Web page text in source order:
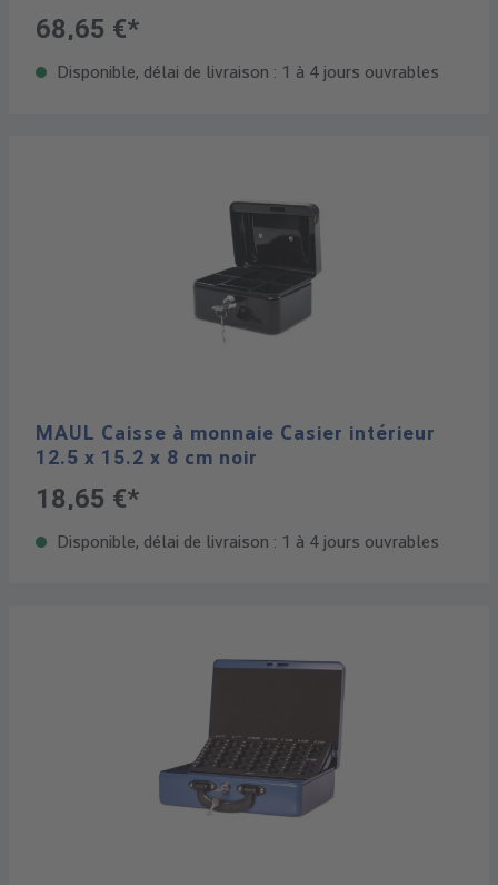
68,65 €*
Disponible, délai de livraison : 1 à 4 jours ouvrables
MAUL Caisse à monnaie Casier intérieur
12.5 x 15.2 x 8 cm noir
18,65 €*
Disponible, délai de livraison : 1 à 4 jours ouvrables